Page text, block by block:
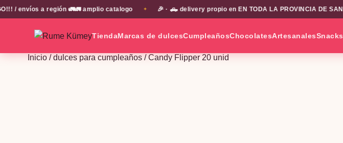
envíos a región 🚛🚛 amplio catalogo ✦ 🎉 · 🛻 delivery propio en EN TODA LA PROVINCIA DE
TiendaMarcas de dulcesCumpleañosChocolatesArtesanalesSnacks
Inicio/dulces para cumpleaños/ Candy Flipper 20 unid